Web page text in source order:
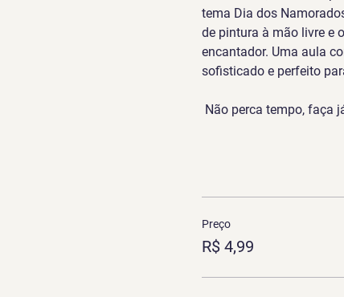
tema Dia dos
de pintura à mão livre e
encantador. Uma aula
sofisticado e perfeito
Não perca tempo, faça
Preço
R$ 4,99